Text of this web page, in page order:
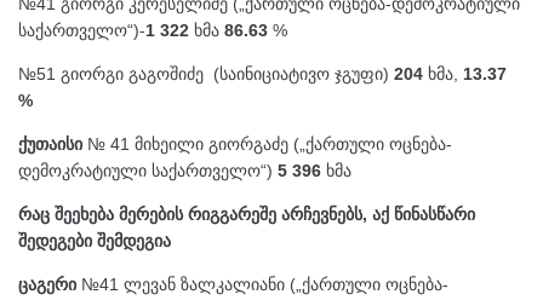
№41 გიორგი კერესელიძე („ქართული ოცნება-დემოკრატიული
საქართველო“)-1 322 ხმა 86.63 %
№51 გიორგი გაგოშიძე (საინიციატივო ჯგუფი) 204 ხმა, 13.37
%
ქუთაისი № 41 მიხეილი გიორგაძე („ქართული ოცნება-
დემოკრატიული საქართველო“) 5 396 ხმა
რაც შეეხება მერების რიგგარეშე არჩევნებს, აქ წინასწარი
შედეგები შემდეგია
ცაგერი №41 ლევან ზალკალიანი („ქართული ოცნება-